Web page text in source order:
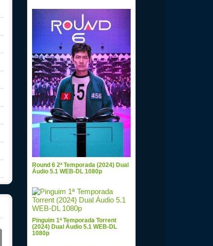
Round 6 2ª Temporada (2024) Dual
Áudio 5.1 WEB-DL 1080p
Pinguim 1ª Temporada Torrent
(2024) Dual Áudio 5.1 WEB-DL
1080p